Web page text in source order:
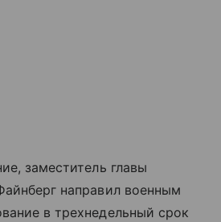
заместитель главы
направил военным
в трехнедельный срок